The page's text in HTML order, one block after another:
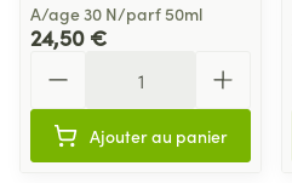
A/age 30 N/parf 50ml
24,50 €
Ajouter au panier